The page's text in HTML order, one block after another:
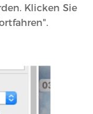
Klicken Sie